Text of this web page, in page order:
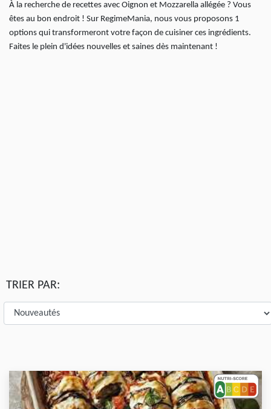
À la recherche de recettes avec Oignon et Mozzarella allégée ? Vous
êtes au bon endroit ! Sur RegimeMania, nous vous proposons 1
options qui transformeront votre façon de cuisiner ces ingrédients.
Faites le plein d'idées nouvelles et saines dès maintenant !
TRIER PAR: